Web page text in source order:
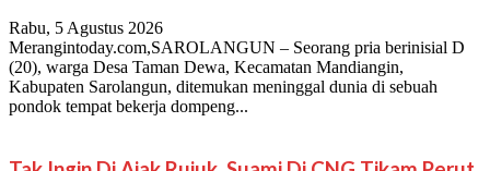
Rabu, 5 Agustus 2026
Merangintoday.com,SAROLANGUN – Seorang pria berinisial D
(20), warga Desa Taman Dewa, Kecamatan Mandiangin,
Kabupaten Sarolangun, ditemukan meninggal dunia di sebuah
pondok tempat bekerja dompeng...